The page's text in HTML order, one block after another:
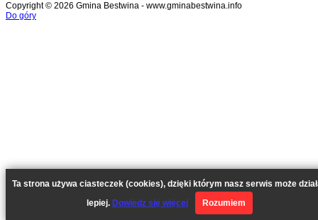
Copyright © 2026 Gmina Bestwina - www.gminabestwina.info
Do góry
Ta strona używa ciasteczek (cookies), dzięki którym nasz serwis może
lepiej. Dowiedz się więcej Rozumiem